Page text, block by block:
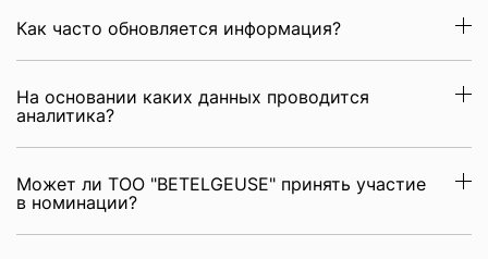
Как часто обновляется информация?
На основании каких данных проводится
аналитика?
Может ли ТОО "BETELGEUSE" принять участие
в номинации?